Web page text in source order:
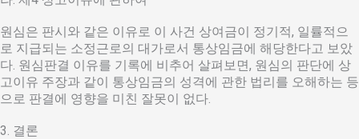
원심은 판시와 같은 이유로 이 사건 상여금이 정기적, 일률적으
로 지급되는 소정근로의 대가로서 통상임금에 해당한다고 보았
다. 원심판결 이유를 기록에 비추어 살펴보면, 원심의 판단에 상
고이유 주장과 같이 통상임금의 성격에 관한 법리를 오해하는 등
으로 판결에 영향을 미친 잘못이 없다.
3. 결론